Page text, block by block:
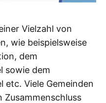
Vielzahl von
wie beispielsweise
dem
sowie dem
etc. Viele Gemeinden